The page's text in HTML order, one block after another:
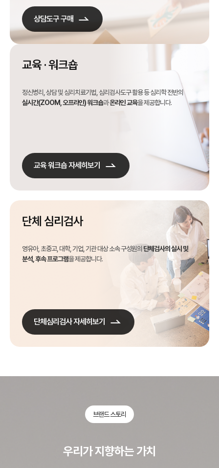
상담도구 구매
교육 · 워크숍
정신병리, 상담 및 심리치료기법, 심리검사도구 활용 등 심리학 전반의
실시간(ZOOM, 오프라인) 워크숍과온라인 교육을 제공합니다.
교육 워크숍 자세히보기
단체 심리검사
영유아, 초중고, 대학, 기업, 기관 대상 소속 구성원의 단체검사의 실시 및
분석, 후속 프로그램을 제공합니다.
단체심리검사 자세히보기
브랜드 스토리
우리가 지향하는 가치